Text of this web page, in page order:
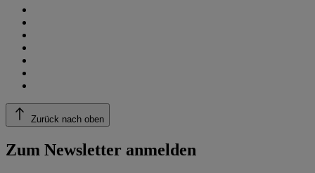
Zurück nach oben
Zum Newsletter anmelden